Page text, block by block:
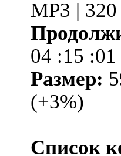
MP3 |
04 :15 :01
Размер:
(+3%)
Список